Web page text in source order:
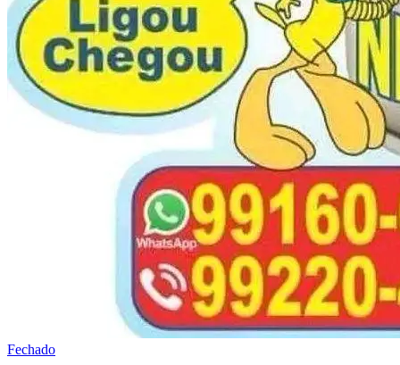
Fechado